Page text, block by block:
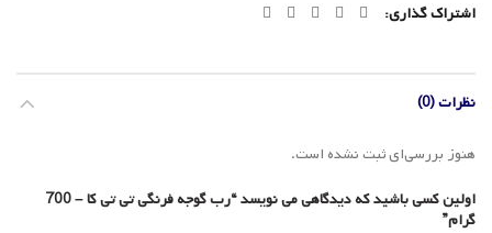
اشتراک گذاری
نظرات (0)
هنوز بررسی‌ای ثبت نشده است.
اولین کسی باشید که دیدگاهی می نویسد “رب گوجه فرنگی تی تی کا – 700
گرام”